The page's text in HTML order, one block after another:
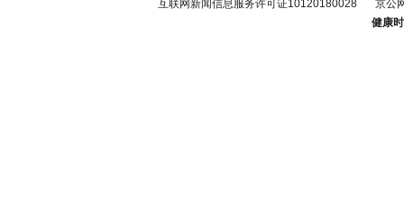
互联网新闻信息服务许可证10120180028
京公
健康